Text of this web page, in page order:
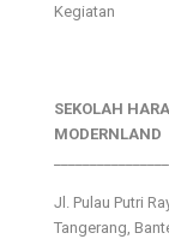
Kegiatan
SEKOLAH
MODERNLAND
Jl. Pulau Putri
Tangerang,